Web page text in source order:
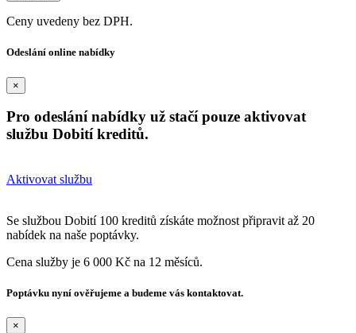
Ceny uvedeny bez DPH.
Odeslání online nabídky
×
Pro odeslání nabídky už stačí pouze aktivovat
službu Dobití kreditů.
Aktivovat službu
Se službou Dobití 100 kreditů získáte možnost připravit až 20
nabídek na naše poptávky.
Cena služby je 6 000 Kč na 12 měsíců.
Poptávku nyní ověřujeme a budeme vás kontaktovat.
×